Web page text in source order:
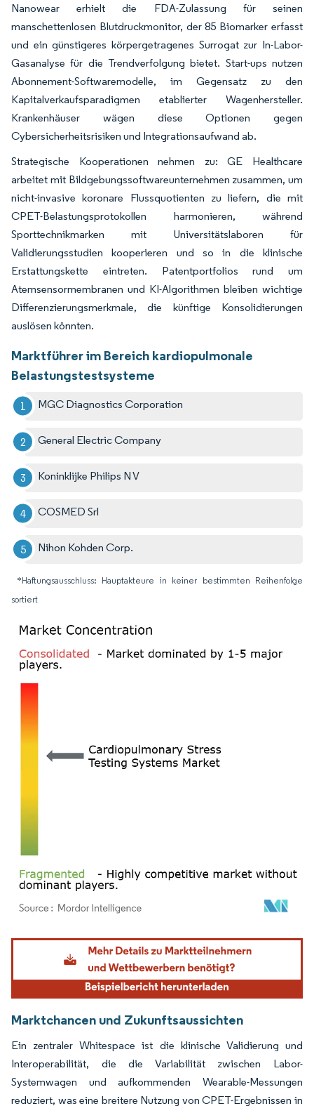
Nanowear erhielt die FDA-Zulassung für seinen
manschettenlosen Blutdruckmonitor, der 85 Biomarker erfasst
und ein günstigeres körpergetragenes Surrogat zur In-Labor-
Gasanalyse für die Trendverfolgung bietet. Start-ups nutzen
Abonnement-Softwaremodelle, im Gegensatz zu den
Kapitalverkaufsparadigmen etablierter Wagenhersteller.
Krankenhäuser wägen diese Optionen gegen
Cybersicherheitsrisiken und Integrationsaufwand ab.
Strategische Kooperationen nehmen zu: GE Healthcare
arbeitet mit Bildgebungssoftwareunternehmen zusammen, um
nicht-invasive koronare Flussquotienten zu liefern, die mit
CPET-Belastungsprotokollen harmonieren, während
Sporttechnikmarken mit Universitätslaboren für
Validierungsstudien kooperieren und so in die klinische
Erstattungskette eintreten. Patentportfolios rund um
Atemsensormembranen und KI-Algorithmen bleiben wichtige
Differenzierungsmerkmale, die künftige Konsolidierungen
auslösen könnten.
Marktführer im Bereich kardiopulmonale
Belastungstestsysteme
MGC Diagnostics Corporation
General Electric Company
Koninklijke Philips N V
COSMED Srl
Nihon Kohden Corp.
*Haftungsausschluss: Hauptakteure in keiner bestimmten Reihenfolge
sortiert
Bild © Mordor Intelligence. Wiederverwendung erfordert Namensnennung gemäß
Marktchancen und Zukunftsaussichten
Ein zentraler Whitespace ist die klinische Validierung und
Interoperabilität, die die Variabilität zwischen Labor-
Systemwagen und aufkommenden Wearable-Messungen
reduziert, was eine breitere Nutzung von CPET-Ergebnissen in